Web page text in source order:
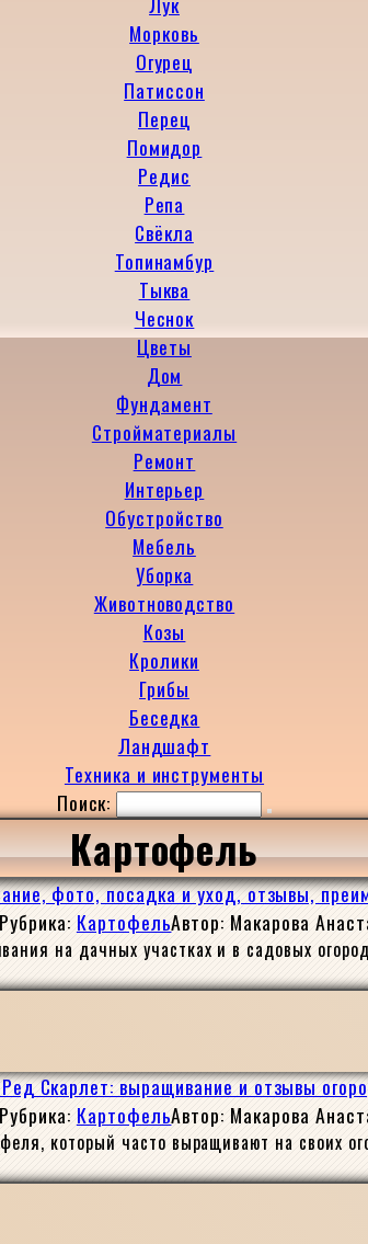
Морковь
Огурец
Патиссон
Перец
Помидор
Редис
Репа
Свёкла
Топинамбур
Тыква
Чеснок
Цветы
Дом
Фундамент
Стройматериалы
Ремонт
Интерьер
Обустройство
Мебель
Уборка
Животноводство
Козы
Кролики
Грибы
Беседка
Ландшафт
Техника и инструменты
Поиск:
Картофель
фото, посадка и уход, отзывы,
Рубрика: КартофельАвтор: Макарова
на дачных участках и в садовых
Скарлет: выращивание и отзывы
Рубрика: КартофельАвтор: Макарова
который часто выращивают на своих